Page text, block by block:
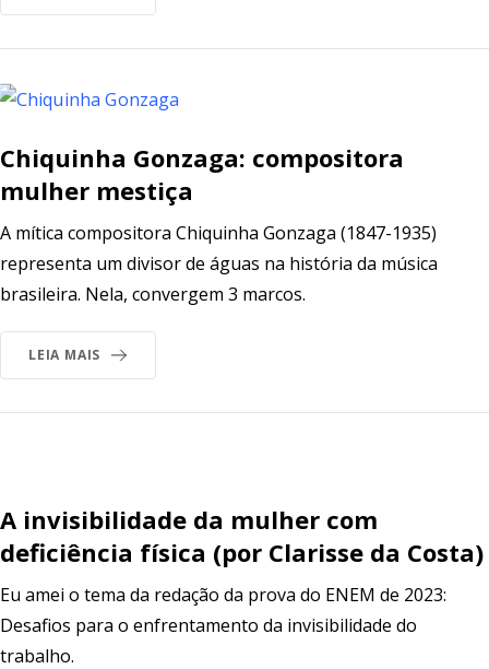
Chiquinha Gonzaga: compositora
mulher mestiça
A mítica compositora Chiquinha Gonzaga (1847-1935)
representa um divisor de águas na história da música
brasileira. Nela, convergem 3 marcos.
LEIA MAIS
A invisibilidade da mulher com
deficiência física (por Clarisse da Costa)
Eu amei o tema da redação da prova do ENEM de 2023:
Desafios para o enfrentamento da invisibilidade do
trabalho.